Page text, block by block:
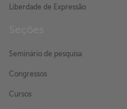
Liberdade de Expressão
Seminário de pesquisa
Congressos
Cursos